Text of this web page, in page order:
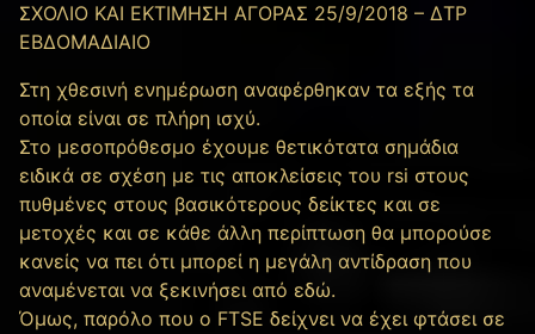
ΣΧΟΛΙΟ ΚΑΙ ΕΚΤΙΜΗΣΗ ΑΓΟΡΑΣ 25/9/2018 – ΔΤΡ
ΕΒΔΟΜΑΔΙΑΙΟ
Στη χθεσινή ενημέρωση αναφέρθηκαν τα εξής τα
οποία είναι σε πλήρη ισχύ.
Στο μεσοπρόθεσμο έχουμε θετικότατα σημάδια
ειδικά σε σχέση με τις αποκλείσεις του rsi στους
πυθμένες στους βασικότερους δείκτες και σε
μετοχές και σε κάθε άλλη περίπτωση θα μπορούσε
κανείς να πει ότι μπορεί η μεγάλη αντίδραση που
αναμένεται να ξεκινήσει από εδώ.
Όμως, παρόλο που ο FTSE δείχνει να έχει φτάσει σε